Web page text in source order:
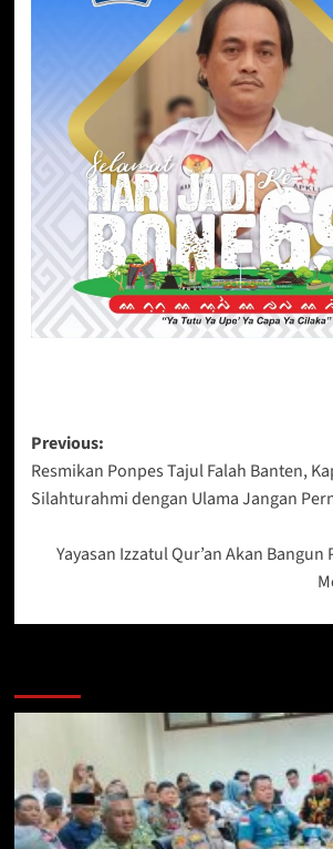
Post
navigation
Previous:
Resmikan Ponpes Tajul Falah Banten,
Silahturahmi dengan Ulama Jangan
Yayasan Izzatul Qur’an Akan